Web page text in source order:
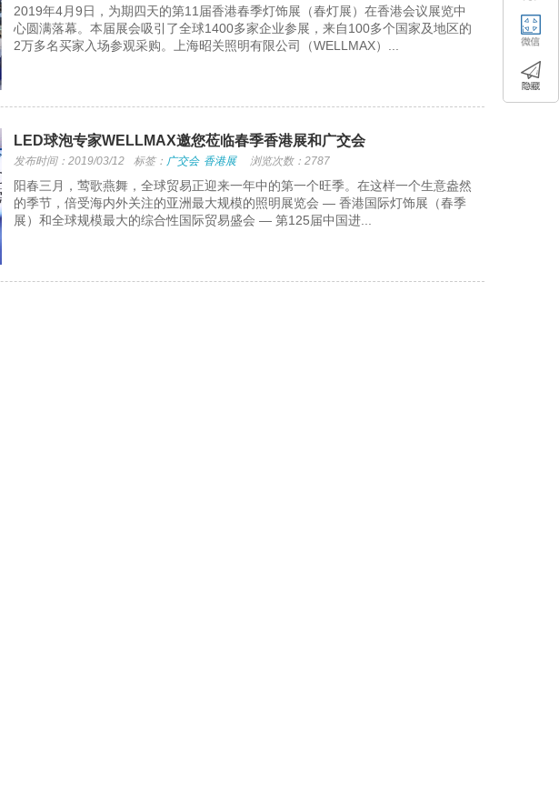
2019年4月9日，为期四天的第11届香港春季灯饰展（春灯展）在香港会议展览中
心圆满落幕。本届展会吸引了全球1400多家企业参展，来自100多个国家及地区的
2万多名买家入场参观采购。上海昭关照明有限公司（WELLMAX）...
LED球泡专家WELLMAX邀您莅临春季香港展和广交会
发布时间：2019/03/12 标签： 广交会 香港展 浏览次数：2787
阳春三月，莺歌燕舞，全球贸易正迎来一年中的第一个旺季。在这样一个生意盎然
的季节，倍受海内外关注的亚洲最大规模的照明展览会 — 香港国际灯饰展（春季
展）和全球规模最大的综合性国际贸易盛会 — 第125届中国进...